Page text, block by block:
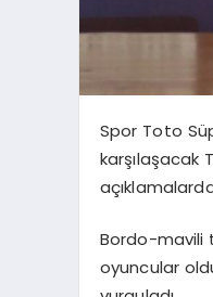
Spor Toto
karşılaşacak
Bordo-mavili
oyuncular